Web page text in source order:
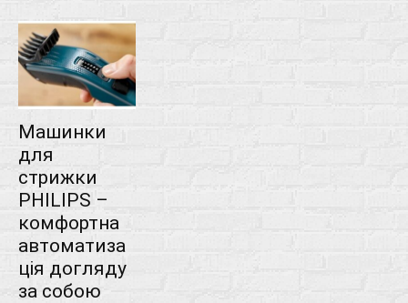
Машинки
для
стрижки
PHILIPS –
комфортна
автоматиза
ція догляду
за собою